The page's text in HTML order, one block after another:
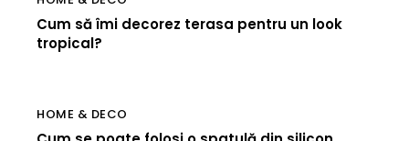
Cum să îmi decorez terasa pentru un look
tropical?
HOME & DECO